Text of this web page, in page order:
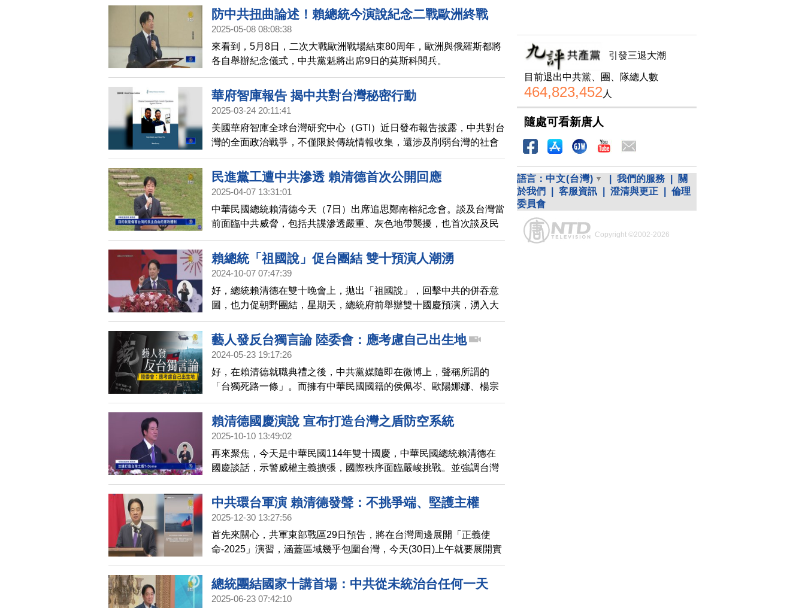
防中共扭曲論述！賴總統今演說紀念二戰歐洲終戰
2025-05-08 08:08:38
來看到，5月8日，二次大戰歐洲戰場結束80周年，歐洲與俄羅斯都將
各自舉辦紀念儀式，中共黨魁將出席9日的莫斯科閱兵。
華府智庫報告 揭中共對台灣秘密行動
2025-03-24 20:11:41
美國華府智庫全球台灣研究中心（GTI）近日發布報告披露，中共對台
灣的全面政治戰爭，不僅限於傳統情報收集，還涉及削弱台灣的社會
凝聚力、制度與抵抗意志。報告示警，中共投入大量財務與人力滲透
台灣社會，台灣政府與社會需要提高警覺，包括實施外國代理人登記
制度，並加強對間諜活動的法律懲罰。
民進黨工遭中共滲透 賴清德首次公開回應
2025-04-07 13:31:01
中華民國總統賴清德今天（7日）出席追思鄭南榕紀念會。談及台灣當
前面臨中共威脅，包括共諜滲透嚴重、灰色地帶襲擾，也首次談及民
進黨工遭滲透，強調朝野政黨都面臨同樣問題。強調國家面對挑戰，
總統的責任就是穩定國家發展、守護民主自由。
賴總統「祖國說」促台團結 雙十預演人潮湧
2024-10-07 07:47:39
好，總統賴清德在雙十晚會上，拋出「祖國說」，回擊中共的併吞意
圖，也力促朝野團結，星期天，總統府前舉辦雙十國慶預演，湧入大
量人潮。
藝人發反台獨言論 陸委會：應考慮自己出生地
2024-05-23 19:17:26
好，在賴清德就職典禮之後，中共黨媒隨即在微博上，聲稱所謂的
「台獨死路一條」。而擁有中華民國國籍的侯佩岑、歐陽娜娜、楊宗
緯及張韶涵等藝人，也跟著轉發，引起台灣網友不滿。中華民國陸委
會今天（23日）也做出回應。
賴清德國慶演說 宣布打造台灣之盾防空系統
2025-10-10 13:49:02
再來聚焦，今天是中華民國114年雙十國慶，中華民國總統賴清德在
國慶談話，示警威權主義擴張，國際秩序面臨嚴峻挑戰。並強調台灣
是印太和平穩定的樞紐。而針對國防預算與軍備投資，賴總統重申提
升國防預算，宣布打造「台灣之盾」T-Dome），建構有效攔截的嚴密
防空系統。
中共環台軍演 賴清德發聲：不挑爭端、堅護主權
2025-12-30 13:27:56
首先來關心，共軍東部戰區29日預告，將在台灣周邊展開「正義使
命-2025」演習，涵蓋區域幾乎包圍台灣，今天(30日)上午就要展開實
彈射擊。
總統團結國家十講首場：中共從未統治台任何一天
2025-06-23 07:42:10
引發三退大潮
目前退出中共黨、團、隊總人數
464,823,452 人
隨處可看新唐人
語言： 中文(台灣) 我們的服務
關
於我們
客服資訊 澄清與更正
倫理
委員會
Copyright ©2002-2026